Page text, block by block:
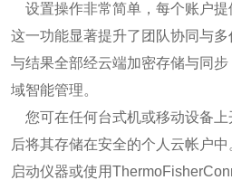
设置操作非常简单，每个账户提
这一功能显著提升了团队协同与
与结果全部经云端加密存储与同步
域智能管理。
您可在任何台式机或移动设备上
后将其存储在安全的个人云帐户
启动仪器或使用